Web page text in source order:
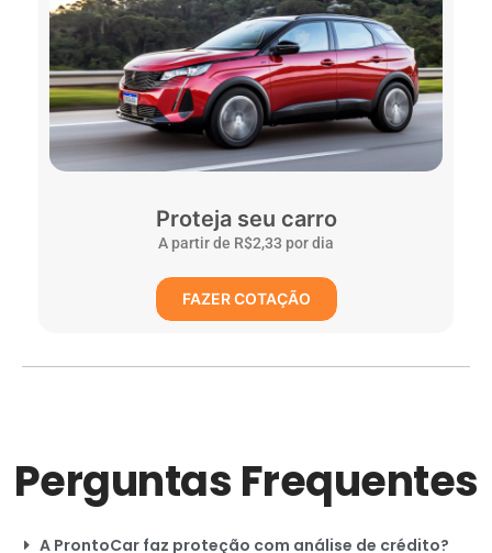
Proteja seu carro
A partir de R$2,33 por dia
FAZER COTAÇÃO
Perguntas Frequentes
A ProntoCar faz proteção com análise de crédito?